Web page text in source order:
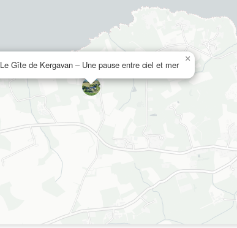
Le Gîte de Kergavan – Une pause entre ciel et mer
×